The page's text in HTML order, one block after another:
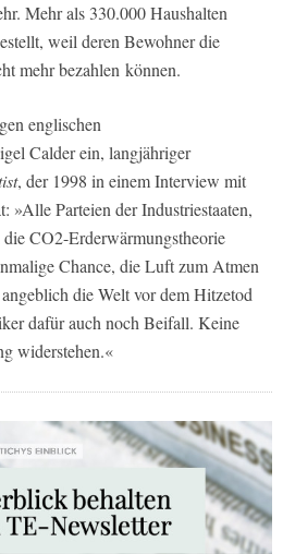
Mehr als 330.000 Haushalten
weil deren Bewohner die
mehr bezahlen können.
englischen
Calder ein, langjähriger
, der 1998 in einem Interview mit
»Alle Parteien der Industriestaaten,
CO2-Erderwärmungstheorie
Chance, die Luft zum Atmen
die Welt vor dem Hitzetod
dafür auch noch Beifall. Keine
widerstehen.«